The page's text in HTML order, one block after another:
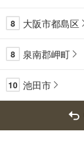
8 大阪市都島区
8 泉南郡岬町
10 池田市